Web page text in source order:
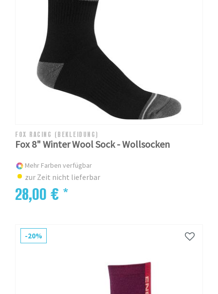
FOX RACING (BEKLEIDUNG)
Fox 8" Winter Wool Sock - Wollsocken
Mehr Farben verfügbar
zur Zeit nicht lieferbar
28,00 € *
-20%